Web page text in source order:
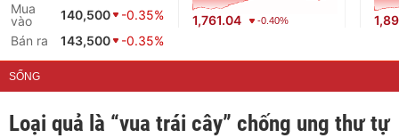
Mua
vào
140,500
-0.35%
Bán ra
143,500 -0.35%
1,761.04 -0.40%
SỐNG
Loại quả là “vua trái cây” chống ung thư tự